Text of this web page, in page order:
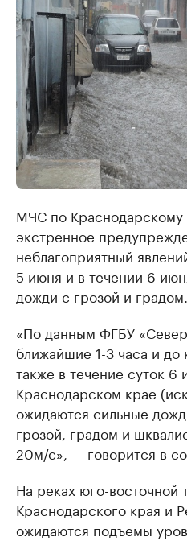
МЧС по
экстренное
неблагоприятный
5 июня и в течении 6
дожди с грозой и градом.
«По данным ФГБУ
ближайшие 1-3 часа и до
также в течение суток 6
Краснодарском крае
ожидаются сильные
грозой, градом и
20м/с», — говорится в
На реках юго-восточной
Краснодарского края и
ожидаются подъемы